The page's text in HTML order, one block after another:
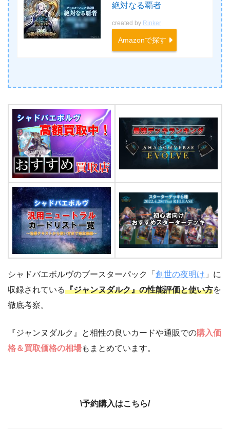
絶対なる覇者
created by Rinker
Amazonで探す
シャドバエボルヴのブースターパック「 創世の夜明け 」に
収録されている『ジャンヌダルク』の性能評価と使い方を
徹底考察。
『ジャンヌダルク』と相性の良いカードや通販での購入価
格＆買取価格の相場もまとめています。
\予約購入はこちら/